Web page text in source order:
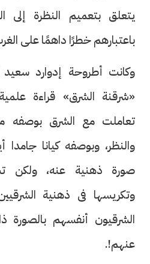
يتعلق بتعميم النظرة إلى
باعتبارهم خطرًا داهمًا على
وكانت أطروحة إدوارد
«شرقنة الشرق» قراءة
تعاملت مع الشرق بوصفه
والنظر، وبوصفه كيانا جامدا
صورة ذهنية عنه، ولكن
وتكريسها فى ذهنية
الشرقيون أنفسهم بالصورة
عنهم!.